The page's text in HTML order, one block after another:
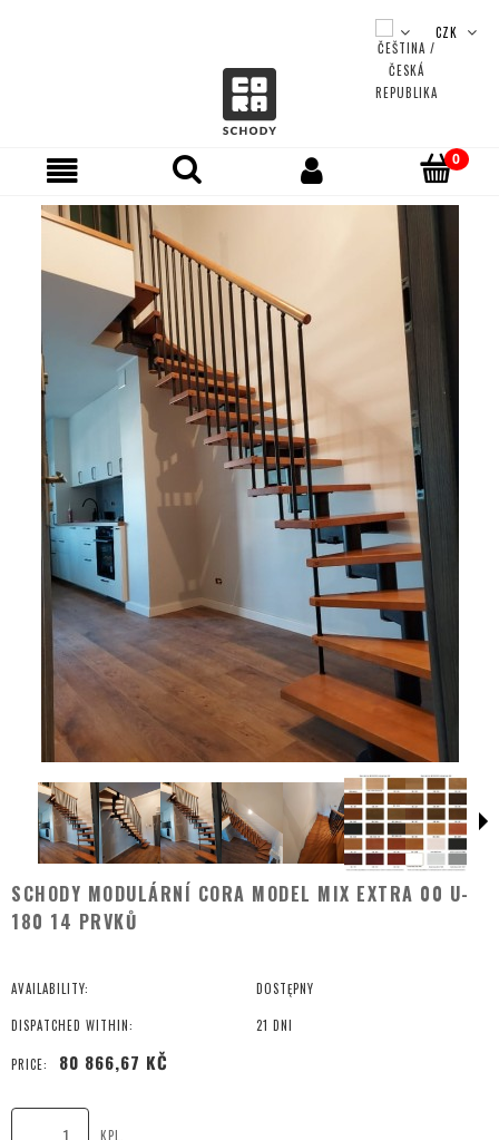
SCHODY MODULÁRNÍ CORA MODEL MIX EXTRA 00 U-
180 14 PRVKŮ
AVAILABILITY: DOSTĘPNY
DISPATCHED WITHIN: 21 DNI
PRICE: 80 866,67 KČ
KPL.